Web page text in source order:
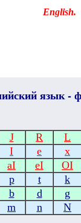
English.
язык -
J R L
I e x
aI eI OI
p t k
b d g
m n N